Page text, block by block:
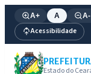
A+ A A-
Acessibilidade
Estado do